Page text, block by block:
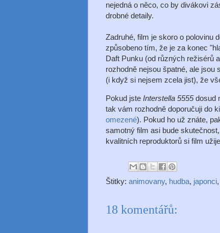
nejedná o něco, co by divákovi
drobné detaily.
Zadruhé, film je skoro o polovinu
způsobeno tím, že je za konec
Daft Punku (od různých režisérů
rozhodně nejsou špatné, ale
(i když si nejsem zcela jist), že
Pokud jste Interstella 5555dosud
tak vám rozhodně doporučuji do
omezené). Pokud ho už znáte,
samotný film asi bude
kvalitních reproduktorů si film
Štitky: animovany, hudba, japonci,
18 komentářů: